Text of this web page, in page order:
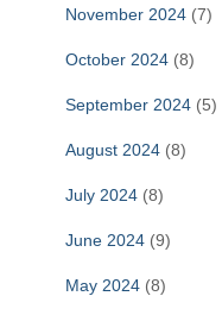
November 2024 (7)
October 2024 (8)
September 2024 (5)
August 2024 (8)
July 2024 (8)
June 2024 (9)
May 2024 (8)